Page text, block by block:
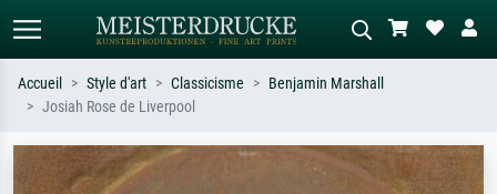
Recherchez par artiste, titre ou style –
ex. Monet, Nuit étoilée,
Décrivez la scène – ex. prairie verte,
abstrait avec beaucoup de rouge,
Accueil Style d'art Classicisme
Benjamin Marshall
Josiah Rose de Liverpool